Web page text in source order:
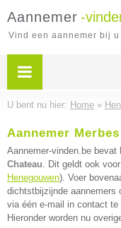
Aannemer -
Vind een aannemer bij
U bent nu hier: Home »
Aannemer
Aannemer-vinden.be bevat
Chateau. Dit geldt ook
Henegouwen). Voer
dichtstbijzijnde aannemers
via één e-mail in contact
Hieronder worden nu